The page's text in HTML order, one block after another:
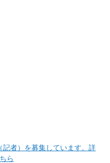
者）を募集しています。詳
ら